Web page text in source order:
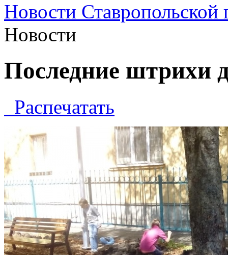
Новости
Новости
Последние штрихи
Распечатать